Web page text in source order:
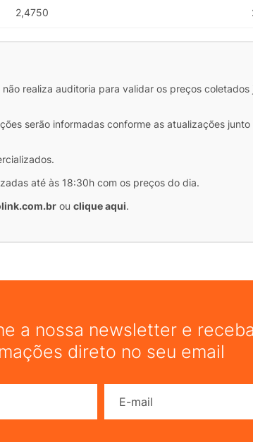
2,4750
realiza auditoria para validar os preços coletados
serão informadas conforme as atualizações junto
até às 18:30h com os preços do dia.
ou clique aqui.
a nossa newsletter e
direto no seu email